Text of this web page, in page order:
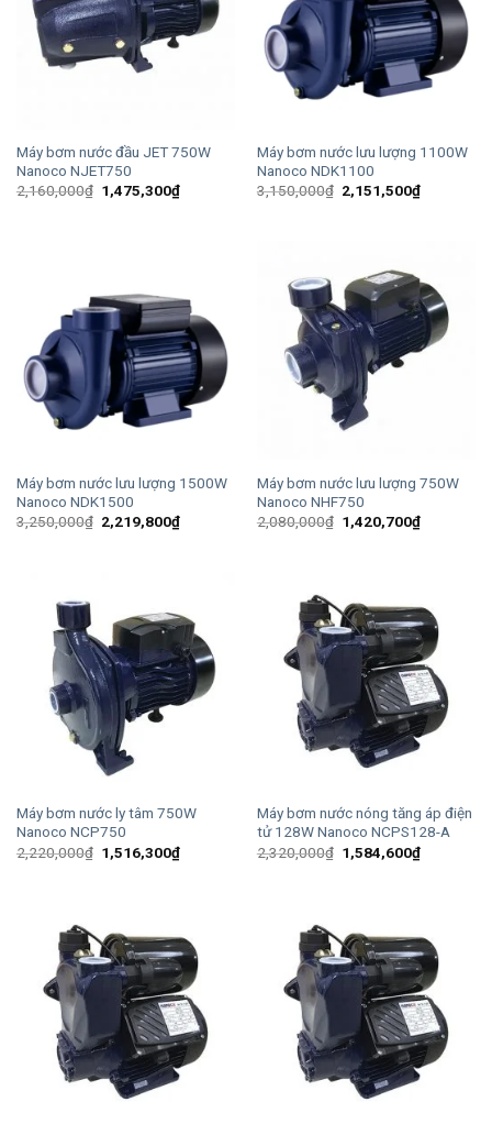
Máy bơm nước đầu JET 750W
Nanoco NJET750
2,160,000₫ Giá
gốc
1,475,300₫Giá
hiện
Máy bơm nước lưu lượng 1100W
Nanoco NDK1100
3,150,000₫ Giá
gốc
2,151,500₫Giá
hiện
Máy bơm nước lưu lượng 1500W
Nanoco NDK1500
3,250,000₫ Giá
gốc
2,219,800₫Giá
hiện
Máy bơm nước lưu lượng 750W
Nanoco NHF750
2,080,000₫ Giá
gốc
1,420,700₫Giá
hiện
Máy bơm nước ly tâm 750W
Nanoco NCP750
2,220,000₫ Giá
gốc
1,516,300₫Giá
hiện
Máy bơm nước nóng tăng áp điện
tử 128W Nanoco NCPS128-A
2,320,000₫ Giá
gốc
1,584,600₫Giá
hiện